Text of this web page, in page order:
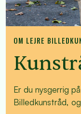
OM LEJRE
Er du nysgerrig
Billedkunstråd,